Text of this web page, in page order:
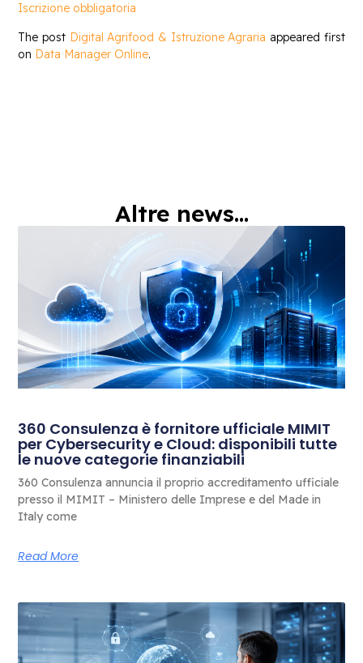
Iscrizione obbligatoria
The post Digital Agrifood & Istruzione Agraria appeared first
on Data Manager Online.
Altre news...
360 Consulenza è fornitore ufficiale MIMIT
per Cybersecurity e Cloud: disponibili tutte
le nuove categorie finanziabili
360 Consulenza annuncia il proprio accreditamento ufficiale
presso il MIMIT – Ministero delle Imprese e del Made in
Italy come
Read More